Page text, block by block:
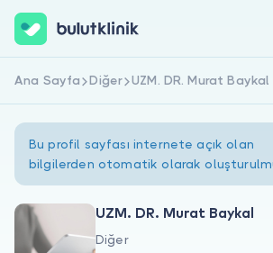
Hemen Kaydol
Ana Sayfa Diğer UZM. DR. Murat Baykal
Bu profil sayfası internete açık olan
bilgilerden otomatik olarak
UZM. DR. Murat Baykal
Diğer